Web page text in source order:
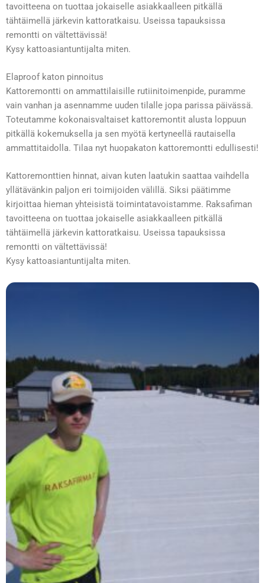
tavoitteena on tuottaa jokaiselle asiakkaalleen pitkällä
tähtäimellä järkevin kattoratkaisu. Useissa tapauksissa
remontti on vältettävissä!
Kysy kattoasiantuntijalta miten.
Elaproof katon pinnoitus
Kattoremontti on ammattilaisille rutiinitoimenpide, puramme
vain vanhan ja asennamme uuden tilalle jopa parissa päivässä.
Toteutamme kokonaisvaltaiset kattoremontit alusta loppuun
pitkällä kokemuksella ja sen myötä kertyneellä rautaisella
ammattitaidolla. Tilaa nyt huopakaton kattoremontti edullisesti!
Kattoremonttien hinnat, aivan kuten laatukin saattaa vaihdella
yllätävänkin paljon eri toimijoiden välillä. Siksi päätimme
kirjoittaa hieman yhteisistä toimintatavoistamme. Raksafiman
tavoitteena on tuottaa jokaiselle asiakkaalleen pitkällä
tähtäimellä järkevin kattoratkaisu. Useissa tapauksissa
remontti on vältettävissä!
Kysy kattoasiantuntijalta miten.